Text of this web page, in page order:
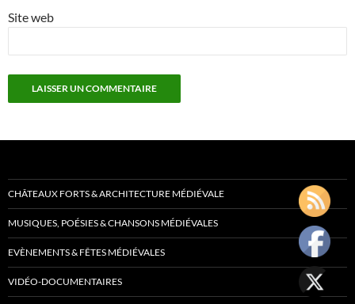
Site web
CHÂTEAUX FORTS & ARCHITECTURE MÉDIÉVALE
MUSIQUES, POÉSIES & CHANSONS MÉDIÉVALES
EVÈNEMENTS & FÊTES MÉDIÉVALES
VIDÉO-DOCUMENTAIRES